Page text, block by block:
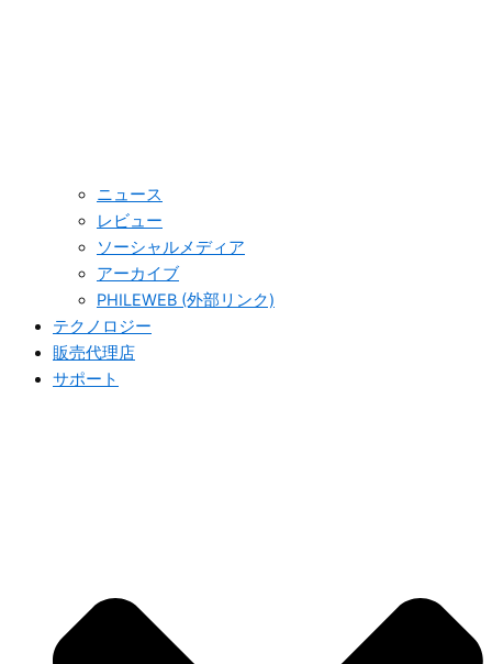
ニュース
レビュー
ソーシャルメディア
アーカイブ
PHILEWEB (外部リンク)
テクノロジー
販売代理店
サポート